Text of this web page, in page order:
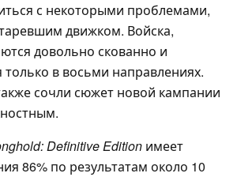
с некоторыми проблемами,
движком. Войска,
довольно скованно и
в восьми направлениях.
сочли сюжет новой кампании
Definitive Edition имеет
86% по результатам около 10